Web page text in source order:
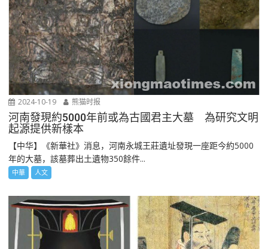
2024-10-19 熊猫时报
河南發現約5000年前或為古國君主大墓 為研究文明
起源提供新樣本
【中华】《新華社》消息，河南永城王莊遺址發現一座距今約5000
年的大墓，該墓葬出土遺物350餘件...
中華 人文